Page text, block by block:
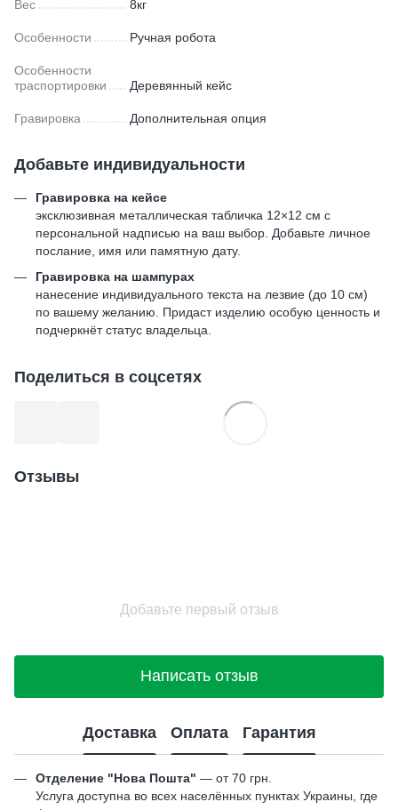
Вес 8кг
Особенности Ручная робота
Особенности
траспортировки
Деревянный кейс
Гравировка Дополнительная опция
Добавьте индивидуальности
Гравировка на кейсе
эксклюзивная металлическая табличка 12×12 см с
персональной надписью на ваш выбор. Добавьте личное
послание, имя или памятную дату.
Гравировка на шампурах
нанесение индивидуального текста на лезвие (до 10 см)
по вашему желанию. Придаст изделию особую ценность и
подчеркнёт статус владельца.
Поделиться в соцсетях
Отзывы
Добавьте первый отзыв
Написать отзыв
Доставка Оплата Гарантия
Отделение "Нова Пошта" — от 70 грн.
Услуга доступна во всех населённых пунктах Украины, где